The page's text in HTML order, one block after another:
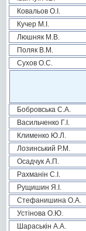
Ковальов О.І.
Кучер М.І.
Люшняк М.В.
Поляк В.М.
Сухов О.С.
Бобровська С.А.
Васильченко Г.І.
Клименко Ю.Л.
Лозинський Р.М.
Осадчук А.П.
Рахманін С.І.
Рущишин Я.І.
Стефанишина О.А.
Устінова О.Ю.
Шараськін А.А.